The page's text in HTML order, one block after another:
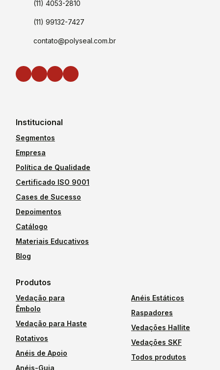
(11) 4053-2810
(11) 99132-7427
contato@polyseal.com.br
Institucional
Segmentos
Empresa
Política de Qualidade
Certificado ISO 9001
Cases de Sucesso
Depoimentos
Catálogo
Materiais Educativos
Blog
Produtos
Vedação para
Êmbolo
Vedação para Haste
Rotativos
Anéis de Apoio
Anéis-Guia
Anéis Estáticos
Raspadores
Vedações Hallite
Vedações SKF
Todos produtos